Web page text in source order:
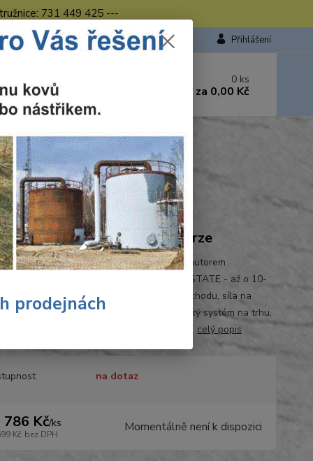
731 449 425 ---
Přihlášení
423
- 16.00 hod.
0 ks
za 0,00 Kč
bruska
Ohodnotit produkt
FUEL, 125 mm, plná verze
125 mm úhlová bruska • Milwaukee je autorem
i výrobcem motorů bez uhlíků POWERSTATE - až o 10-
životnost motoru a až 2-krát delší doba chodu, síla na
REDLINK PLUS nejmodernější elektronický systém na trhu,
proti přetížení chrání nářadí i akumulátor... celý popis
na dotaz
786 Kč/ks
Kč bez DPH Momentálně není k dispozici
prodejnách